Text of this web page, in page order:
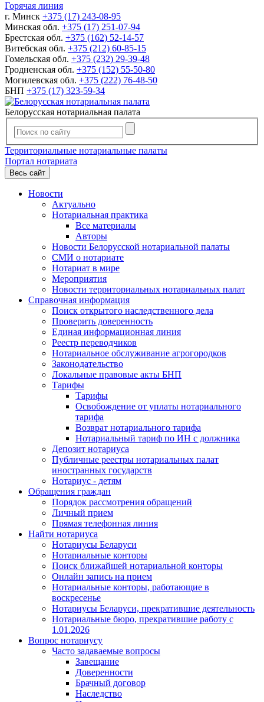
Горячая линия
г. Минск +375 (17) 243-08-95
Минская обл. +375 (17) 251-07-94
Брестская обл. +375 (162) 52-14-57
Витебская обл. +375 (212) 60-85-15
Гомельская обл. +375 (232) 29-39-48
Гродненская обл. +375 (152) 55-50-80
Могилевская обл. +375 (222) 76-48-50
БНП +375 (17) 323-59-34
Белорусская нотариальная палата
Территориальные нотариальные палаты
Портал нотариата
Весь сайт
Новости
Актуально
Нотариальная практика
Все материалы
Авторы
Новости Белорусской нотариальной палаты
СМИ о нотариате
Нотариат в мире
Мероприятия
Новости территориальных нотариальных палат
Справочная информация
Поиск открытого наследственного дела
Проверить доверенность
Единая информационная линия
Реестр переводчиков
Нотариальное обслуживание агрогородков
Законодательство
Локальные правовые акты БНП
Тарифы
Тарифы
Освобождение от уплаты нотариального
тарифа
Возврат нотариального тарифа
Нотариальный тариф по ИН с должника
Депозит нотариуса
Публичные реестры нотариальных палат
иностранных государств
Нотариус - детям
Обращения граждан
Порядок рассмотрения обращений
Личный прием
Прямая телефонная линия
Найти нотариуса
Нотариусы Беларуси
Нотариальные конторы
Поиск ближайшей нотариальной конторы
Онлайн запись на прием
Нотариальные конторы, работающие в
воскресенье
Нотариусы Беларуси, прекратившие деятельность
Нотариальные бюро, прекратившие работу с
1.01.2026
Вопрос нотариусу
Часто задаваемые вопросы
Завещание
Доверенности
Брачный договор
Наследство